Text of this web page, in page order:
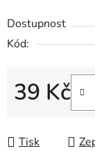
Dostupnost
Kód:
39 Kč
Měrná cena:
Tisk